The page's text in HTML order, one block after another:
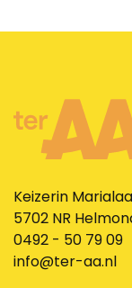
Keizerin
5702 NR
0492 - 50 79 09
info@ter-aa.nl